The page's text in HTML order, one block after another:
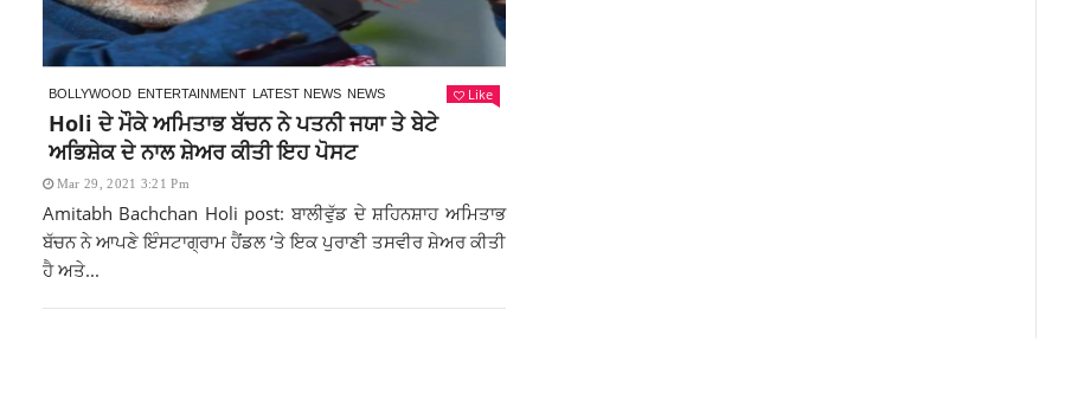
BOLLYWOOD ENTERTAINMENT LATEST NEWS NEWS Like
Holi ਦੇ ਮੌਕੇ ਅਮਿਤਾਭ ਬੱਚਨ ਨੇ ਪਤਨੀ ਜਯਾ ਤੇ ਬੇਟੇ
ਅਭਿਸ਼ੇਕ ਦੇ ਨਾਲ ਸ਼ੇਅਰ ਕੀਤੀ ਇਹ ਪੋਸਟ
Mar 29, 2021 3:21 Pm
Amitabh Bachchan Holi post: ਬਾਲੀਵੁੱਡ ਦੇ ਸ਼ਹਿਨਸ਼ਾਹ ਅਮਿਤਾਭ
ਬੱਚਨ ਨੇ ਆਪਣੇ ਇੰਸਟਾਗ੍ਰਾਮ ਹੈਂਡਲ ‘ਤੇ ਇਕ ਪੁਰਾਣੀ ਤਸਵੀਰ ਸ਼ੇਅਰ ਕੀਤੀ
ਹੈ ਅਤੇ...